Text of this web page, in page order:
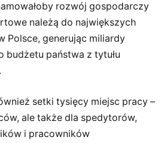
rozwój gospodarczy
należą do największych
Polsce, generując miliardy
budżetu państwa z tytułu
setki tysięcy miejsc pracy –
ale także dla spedytorów,
i pracowników